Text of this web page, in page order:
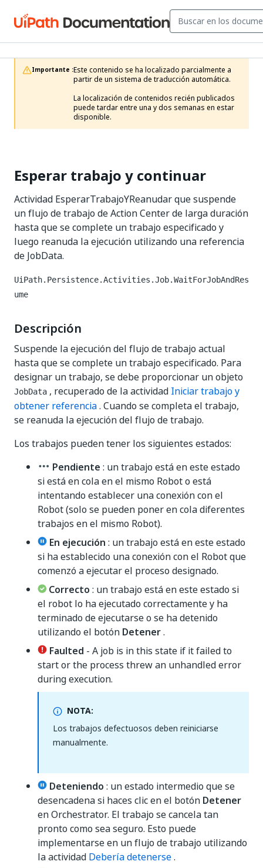
Importante :Este contenido se ha localizado parcialmente a
partir de un sistema de traducción automática.
La localización de contenidos recién publicados
puede tardar entre una y dos semanas en estar
disponible.
Esperar trabajo y continuar
Actividad EsperarTrabajoYReanudar que suspende
un flujo de trabajo de Action Center de larga duración
hasta que se complete un trabajo especificado y
luego reanuda la ejecución utilizando una referencia
de JobData.
UiPath.Persistence.Activities.Job.WaitForJobAndRes
ume
Descripción
Suspende la ejecución del flujo de trabajo actual
hasta que se complete un trabajo especificado. Para
designar un trabajo, se debe proporcionar un objeto
JobData , recuperado de la actividad Iniciar trabajo y
obtener referencia. Cuando se completa el trabajo,
se reanuda la ejecución del flujo de trabajo.
Los trabajos pueden tener los siguientes estados:
Pendiente : un trabajo está en este estado
si está en cola en el mismo Robot o está
intentando establecer una conexión con el
Robot (solo se pueden poner en cola diferentes
trabajos en el mismo Robot).
En ejecución : un trabajo está en este estado
si ha establecido una conexión con el Robot que
comenzó a ejecutar el proceso designado.
Correcto : un trabajo está en este estado si
el robot lo ha ejecutado correctamente y ha
terminado de ejecutarse o se ha detenido
utilizando el botón Detener.
Faulted - A job is in this state if it failed to
start or the process threw an unhandled error
during execution.
NOTA:
Los trabajos defectuosos deben reiniciarse
manualmente.
Deteniendo : un estado intermedio que se
desencadena si haces clic en el botón Detener
en Orchestrator. El trabajo se cancela tan
pronto como sea seguro. Esto puede
implementarse en un flujo de trabajo utilizando
la actividad Debería detenerse.